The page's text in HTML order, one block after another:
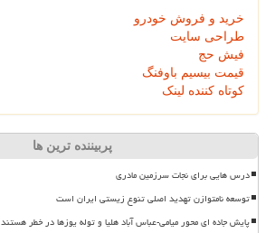
خرید و فروش خودرو
طراحی سایت
فیش حج
قیمت بیسیم باوفنگ
کوتاه کننده لینک
پربیننده ترین ها
درس هایی برای نجات سرزمین مادری
توسعه نامتوازن تهدید اصلی تنوع زیستی ایران است
پایش جاده ای محور میامی-عباس آباد هلیا و توله یوزها در خطر هستند